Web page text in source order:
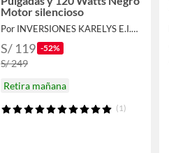
Motor silencioso
Por INVERSIONES KARELYS E.I.R.L
S/ 119 -52%
S/ 249
Retira mañana
(1)